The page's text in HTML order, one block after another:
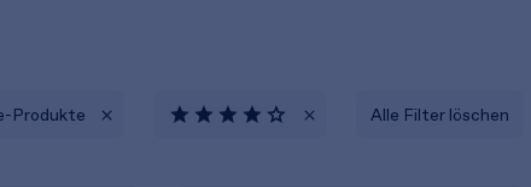
Produkte Alle Filter löschen